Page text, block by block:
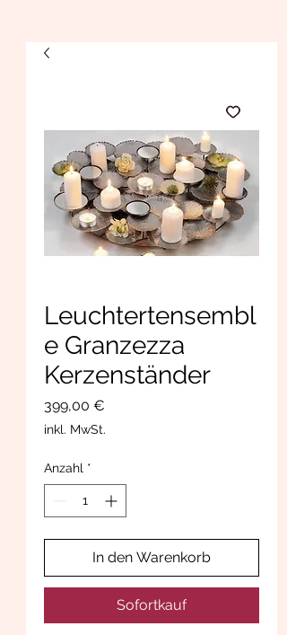
Leuchtertensembl
e Granzezza
Kerzenständer
399,00 €
inkl. MwSt.
Anzahl *
In den Warenkorb
Sofortkauf